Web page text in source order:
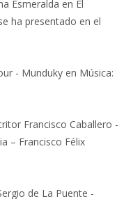
Esmeralda en El
ha presentado en el
- Munduky en Música:
Francisco Caballero -
– Francisco Félix
de La Puente -